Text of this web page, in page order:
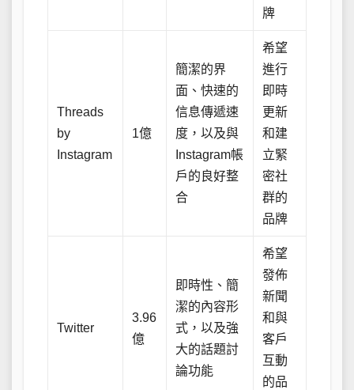
牌
Threads
by
Instagram
1億
簡潔的界
面、快速的
信息傳遞速
度，以及與
Instagram帳
戶的良好整
合
希望
進行
即時
更新
和建
立緊
密社
群的
品牌
Twitter
3.96
億
即時性、簡
潔的內容形
式，以及強
大的話題討
論功能
希望
發佈
新聞
和與
客戶
互動
的品